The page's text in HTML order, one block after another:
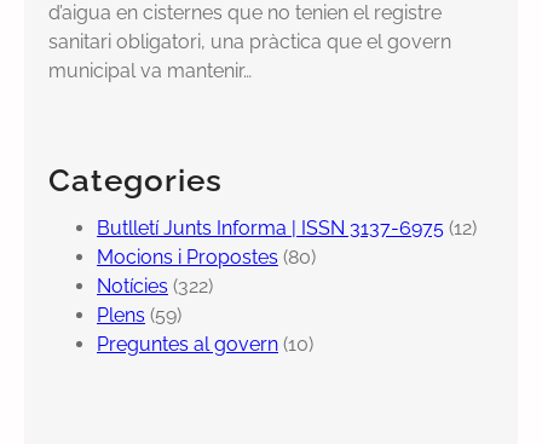
d’aigua en cisternes que no tenien el registre
sanitari obligatori, una pràctica que el govern
municipal va mantenir…
Categories
Butlletí Junts Informa | ISSN 3137-6975 (12)
Mocions i Propostes (80)
Notícies (322)
Plens (59)
Preguntes al govern (10)